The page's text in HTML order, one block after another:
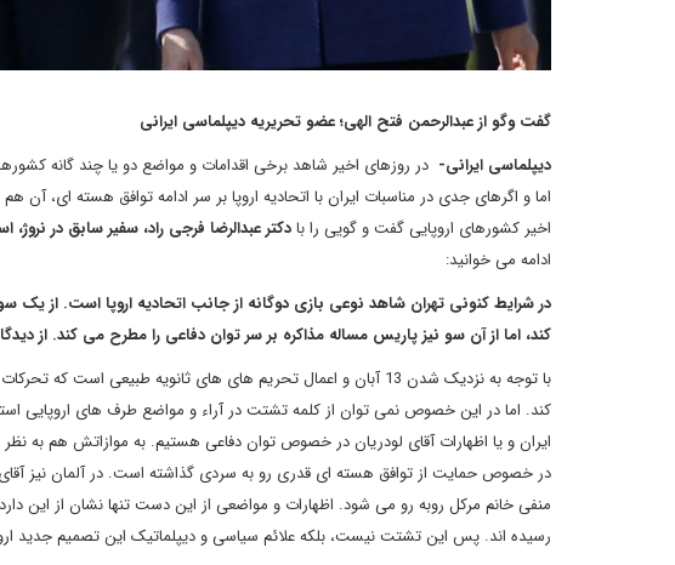
گفت وگو از عبدالرحمن فتح الهی؛ عضو تحریریه دیپلماسی ایرانی
دیپلماسی ایرانی- در روزهای اخیر شاهد برخی اقدامات و مواضع دو یا چند گانه
اما و اگرهای جدی در مناسبات ایران با اتحادیه اروپا بر سر ادامه توافق هسته ای، آن هم تا 13 آبان ماه شکل
اخیر کشورهای اروپایی گفت و گویی را بادکتر عبدالرضا فرجی راد، سفیر سابق در
ادامه می خوانید:
در شرایط کنونی تهران شاهد نوعی بازی دوگانه از جانب اتحادیه اروپا است. از
کند، اما از آن سو نیز پاریس مساله مذاکره بر سر توان دفاعی را مطرح می کند. از
با توجه به نزدیک شدن 13 آبان و اعمال تحریم های های ثانویه
کند. اما در این خصوص نمی توان از کلمه تشتت در آراء و مواضع طرف های اروپایی
ایران و یا اظهارات آقای لودریان در خصوص توان دفاعی هستیم. به موازاتش هم به
در خصوص حمایت از توافق هسته ای قدری رو به سردی گذاشته است. در آلمان نیز
منفی خانم مرکل روبه رو می شود. اظهارات و مواضعی از این دست تنها نشان از این
رسیده اند. پس این تشتت نیست، بلکه علائم سیاسی و دیپلماتیک این تصمیم جدید